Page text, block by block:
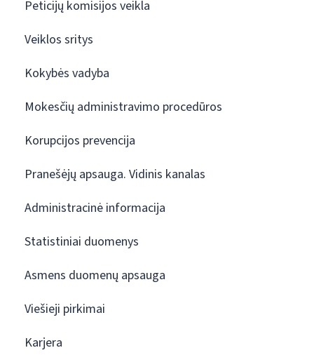
Peticijų komisijos veikla
Veiklos sritys
Kokybės vadyba
Mokesčių administravimo procedūros
Korupcijos prevencija
Pranešėjų apsauga. Vidinis kanalas
Administracinė informacija
Statistiniai duomenys
Asmens duomenų apsauga
Viešieji pirkimai
Karjera